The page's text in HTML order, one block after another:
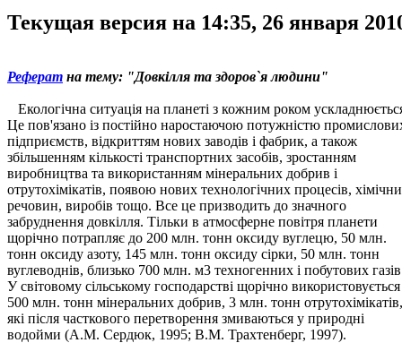
Текущая версия на 14:35, 26 января
Реферат на тему: "Довкілля та здоров`я людини"
Екологічна ситуація на планеті з кожним роком
Це пов'язано із постійно наростаючою потужністю
підприємств, відкриттям нових заводів і фабрик, а також
збільшенням кількості транспортних засобів, зростанням
виробництва та використанням мінеральних добрив і
отрутохімікатів, появою нових технологічних процесів,
речовин, виробів тощо. Все це призводить до значного
забруднення довкілля. Тільки в атмосферне повітря планети
щорічно потрапляє до 200 млн. тонн оксиду вуглецю, 50 млн.
тонн оксиду азоту, 145 млн. тонн оксиду сірки, 50 млн. тонн
вуглеводнів, близько 700 млн. м3 техногенних і побутових
У світовому сільському господарстві щорічно використовується
500 млн. тонн мінеральних добрив, 3 млн. тонн отрутохімікатів,
які після часткового перетворення змиваються у природні
водойми (А.М. Сердюк, 1995; В.М. Трахтенберг, 1997).